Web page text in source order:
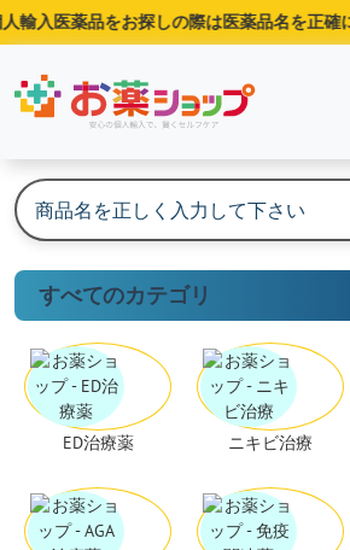
輸入医薬品をお探しの際は医薬品名を正確
すべてのカテゴリ
ED治療薬 ニキビ治療